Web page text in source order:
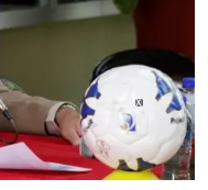
X